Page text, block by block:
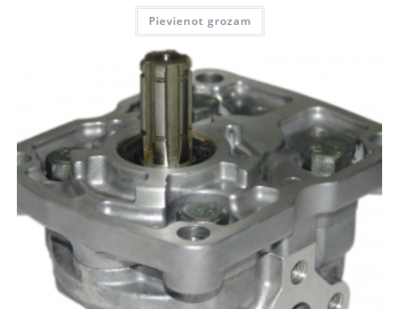
Pievienot grozam